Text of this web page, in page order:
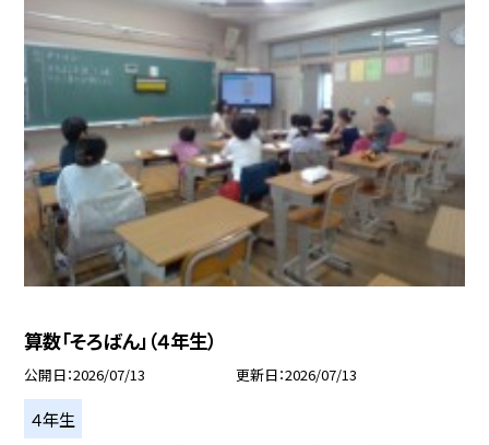
算数「そろばん」（４年生）
公開日 2026/07/13 更新日 2026/07/13
４年生